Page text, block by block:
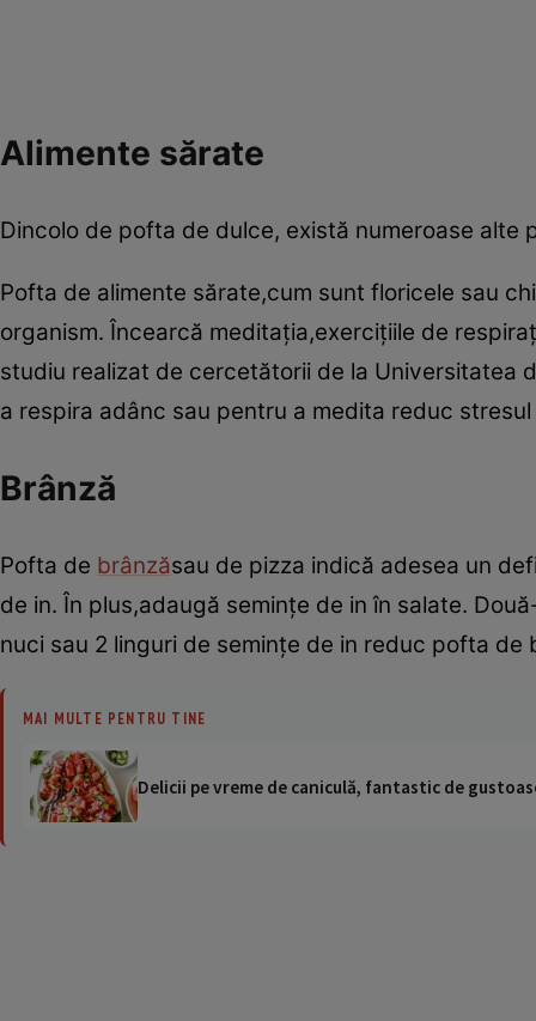
Alimente sărate
Dincolo de pofta de dulce, există numeroase alte
Pofta de alimente sărate,cum sunt floricele sau
organism. Încearcă meditaţia,exerciţiile de
studiu realizat de cercetătorii de la Universitatea
a respira adânc sau pentru a medita reduc
Brânză
Pofta de brânzăsau de pizza indică adesea un
de in. În plus,adaugă seminţe de in în salate.
nuci sau 2 linguri de seminţe de in reduc pofta de
MAI MULTE PENTRU TINE
Delicii pe vreme de caniculă, fantastic de